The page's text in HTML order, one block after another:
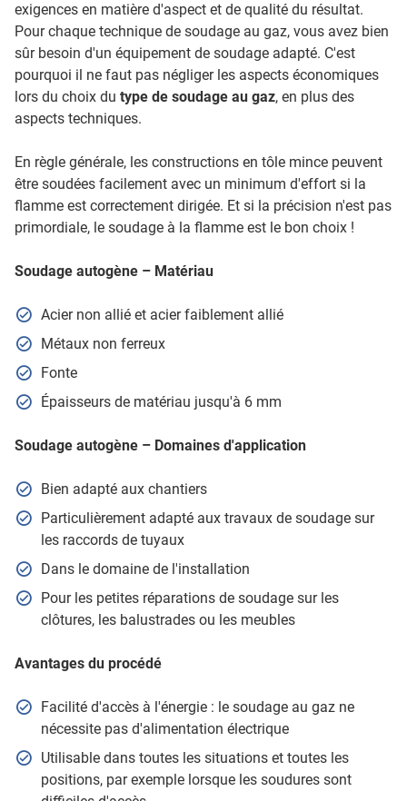
exigences en matière d'aspect et de qualité du résultat.
Pour chaque technique de soudage au gaz, vous avez bien
sûr besoin d'un équipement de soudage adapté. C'est
pourquoi il ne faut pas négliger les aspects économiques
lors du choix du type de soudage au gaz, en plus des
aspects techniques.
En règle générale, les constructions en tôle mince peuvent
être soudées facilement avec un minimum d'effort si la
flamme est correctement dirigée. Et si la précision n'est pas
primordiale, le soudage à la flamme est le bon choix !
Soudage autogène – Matériau
Acier non allié et acier faiblement allié
Métaux non ferreux
Fonte
Épaisseurs de matériau jusqu'à 6 mm
Soudage autogène – Domaines d'application
Bien adapté aux chantiers
Particulièrement adapté aux travaux de soudage sur
les raccords de tuyaux
Dans le domaine de l'installation
Pour les petites réparations de soudage sur les
clôtures, les balustrades ou les meubles
Avantages du procédé
Facilité d'accès à l'énergie : le soudage au gaz ne
nécessite pas d'alimentation électrique
Utilisable dans toutes les situations et toutes les
positions, par exemple lorsque les soudures sont